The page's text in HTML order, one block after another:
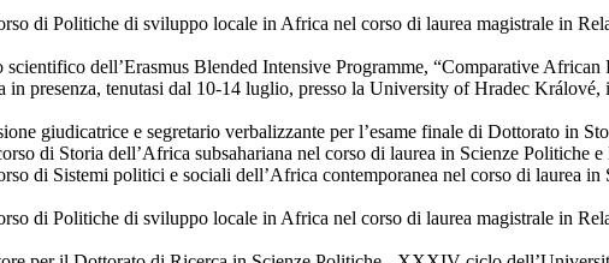
di Politiche di sviluppo locale in Africa nel corso di laurea magistrale in
dell’Erasmus Blended Intensive Programme, “Comparative
in presenza, tenutasi dal 10-14 luglio, presso la University of Hradec
giudicatrice e segretario verbalizzante per l’esame finale di Dottorato in
di Storia dell’Africa subsahariana nel corso di laurea in Scienze Politiche
di Sistemi politici e sociali dell’Africa contemporanea nel corso di laurea
di Politiche di sviluppo locale in Africa nel corso di laurea magistrale in